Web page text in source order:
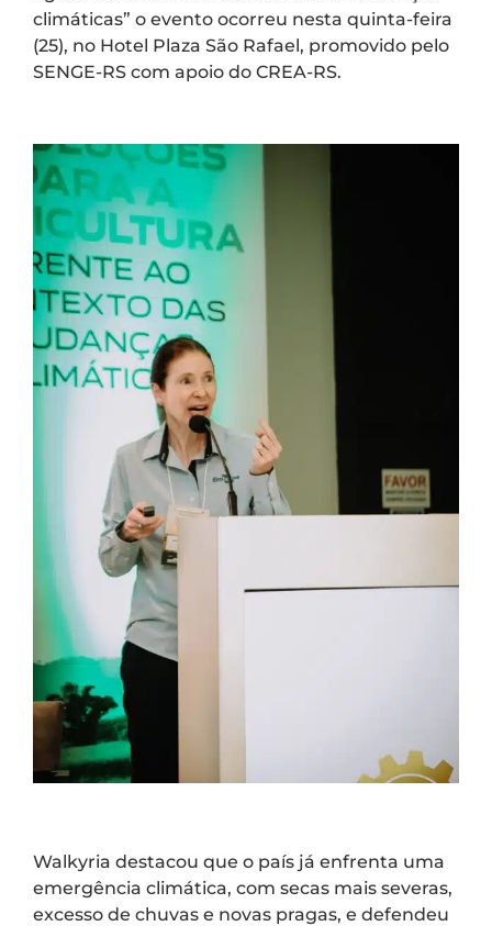
climáticas” o evento ocorreu nesta quinta-feira
(25), no Hotel Plaza São Rafael, promovido pelo
SENGE-RS com apoio do CREA-RS.
Walkyria destacou que o país já enfrenta uma
emergência climática, com secas mais severas,
excesso de chuvas e novas pragas, e defendeu